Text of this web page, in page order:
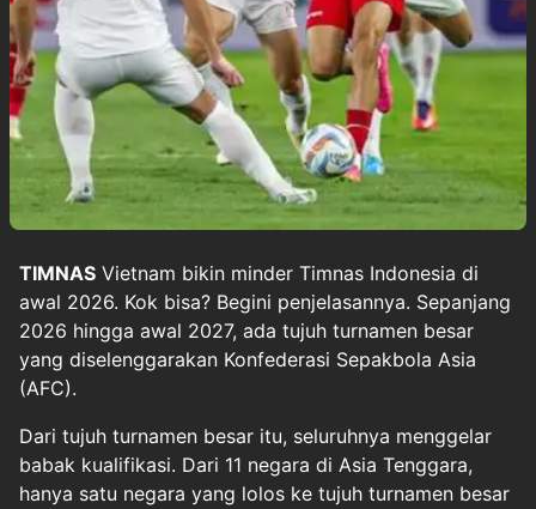
TIMNAS Vietnam bikin minder Timnas Indonesia di
awal 2026. Kok bisa? Begini penjelasannya. Sepanjang
2026 hingga awal 2027, ada tujuh turnamen besar
yang diselenggarakan Konfederasi Sepakbola Asia
(AFC).
Dari tujuh turnamen besar itu, seluruhnya menggelar
babak kualifikasi. Dari 11 negara di Asia Tenggara,
hanya satu negara yang lolos ke tujuh turnamen besar